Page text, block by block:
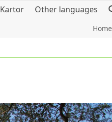
Kartor Other languages
Home